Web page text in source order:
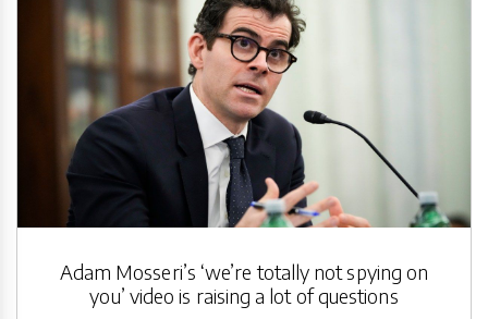
Adam Mosseri’s ‘we’re totally not spying on
you’ video is raising a lot of questions